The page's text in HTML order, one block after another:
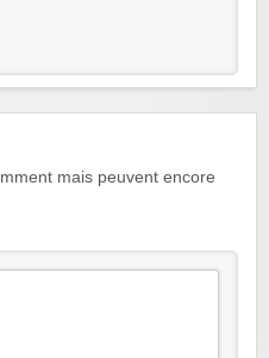
mais peuvent encore